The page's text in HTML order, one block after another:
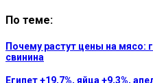
По теме:
Почему растут цены на мясо:
свинина
Египет +19,7%, яйца +9,3%,